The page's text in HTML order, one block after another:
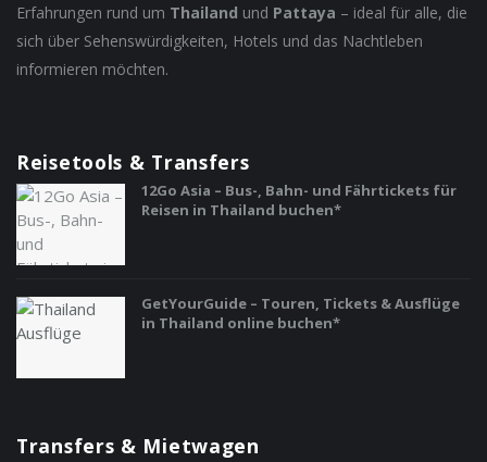
Erfahrungen rund um Thailand und Pattaya – ideal für alle, die
sich über Sehenswürdigkeiten, Hotels und das Nachtleben
informieren möchten.
Reisetools & Transfers
12Go Asia – Bus-, Bahn- und Fährtickets für
Reisen in Thailand buchen*
GetYourGuide – Touren, Tickets & Ausflüge
in Thailand online buchen*
Transfers & Mietwagen